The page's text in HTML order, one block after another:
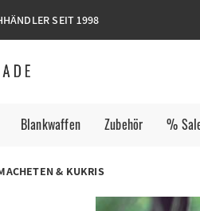
SEIT 1998
Blankwaffen Zubehör %
& KUKRIS